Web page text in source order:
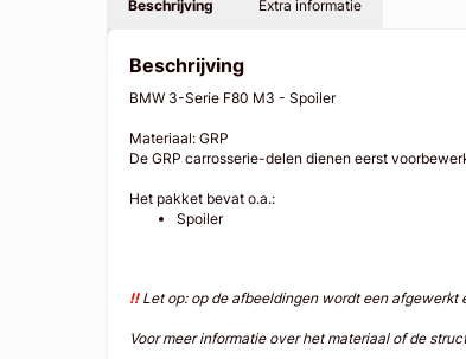
Beschrijving Extra informatie
Beschrijving
BMW 3-Serie F80 M3 - Spoiler
Materiaal: GRP
De GRP carrosserie-delen dienen eerst
Het pakket bevat o.a.:
Spoiler
!!Let op: op de afbeeldingen wordt een afgewerkt
Voor meer informatie over het materiaal of de